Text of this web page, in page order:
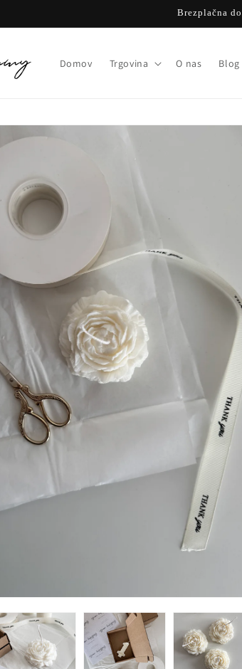
Brezplačna
Domov Trgovina O nas Blog